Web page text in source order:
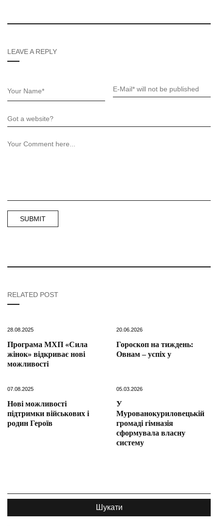
LEAVE A REPLY
RELATED POST
28.08.2025
Програма МХП «Сила
жінок» відкриває нові
можливості
20.06.2026
Гороскоп на тиждень:
Овнам – успіх у
07.08.2025
Нові можливості
підтримки військових і
родин Героїв
05.03.2026
У
Мурованокуриловецькій
громаді гімназія
сформувала власну
систему